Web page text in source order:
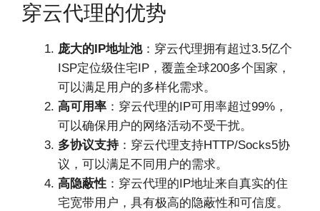
穿云代理的优势
庞大的IP地址池：穿云代理拥有超过3.5亿个
ISP定位级住宅IP，覆盖全球200多个国家，
可以满足用户的多样化需求。
高可用率 ：穿云代理的IP可用率超过99%，
可以确保用户的网络活动不受干扰。
多协议支持：穿云代理支持HTTP/Socks5协
议，可以满足不同用户的需求。
高隐蔽性 ：穿云代理的IP地址来自真实的住
宅宽带用户，具有极高的隐蔽性和可信度。